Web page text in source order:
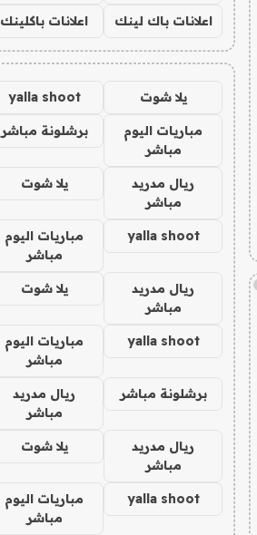
اعلانات باك لينك اعلانات باكلينك
يلا شوت yalla shoot
مباريات اليوم
مباشر
برشلونة مباشر
ريال مدريد
مباشر
يلا شوت
yalla shoot
مباريات اليوم
مباشر
ريال مدريد
مباشر
يلا شوت
yalla shoot
مباريات اليوم
مباشر
برشلونة مباشر
ريال مدريد
مباشر
ريال مدريد
مباشر
يلا شوت
yalla shoot
مباريات اليوم
مباشر